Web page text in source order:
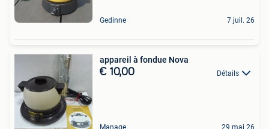
Gedinne 7 juil. 26
appareil à fondue Nova
€ 10,00 Détails
Manage 29 mai 26